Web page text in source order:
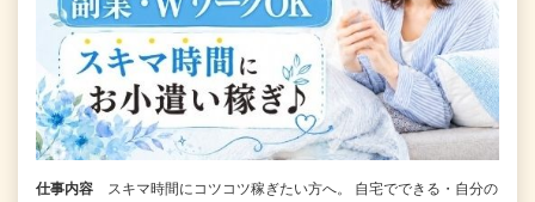
仕事内容
スキマ時間にコツコツ稼ぎたい方へ。 自宅でできる・自分の